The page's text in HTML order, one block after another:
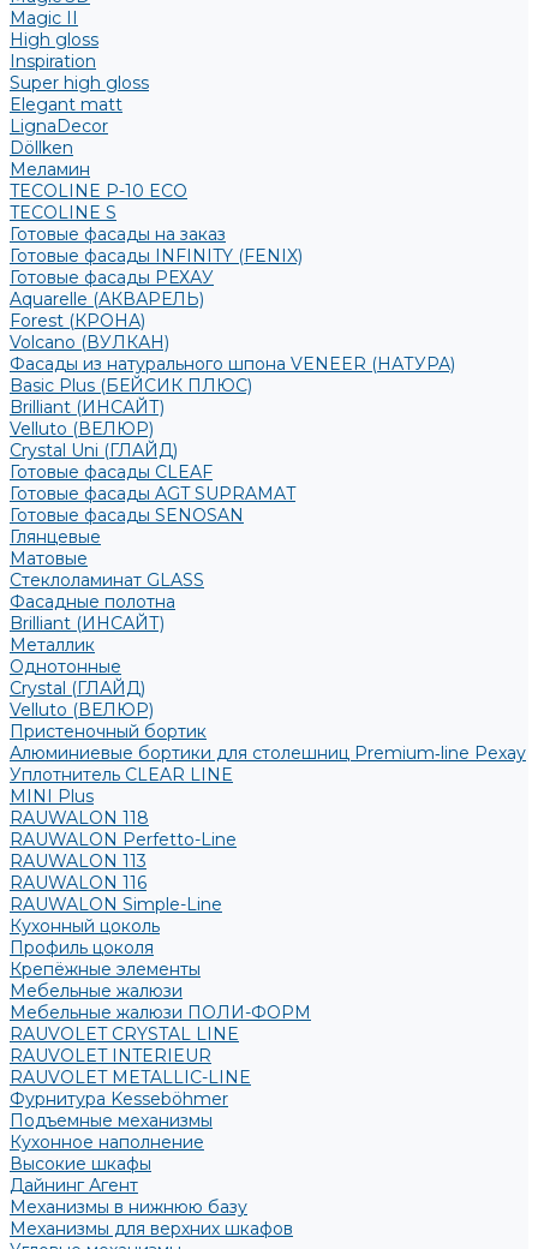
Magic II
High gloss
Inspiration
Super high gloss
Elegant matt
LignaDecor
Döllken
Меламин
TECOLINE P-10 ECO
TECOLINE S
Готовые фасады на заказ
Готовые фасады INFINITY (FENIX)
Готовые фасады РЕХАУ
Aquarelle (АКВАРЕЛЬ)
Forest (КРОНА)
Volcano (ВУЛКАН)
Фасады из натурального шпона VENEER (НАТУРА)
Basic Plus (БЕЙСИК ПЛЮС)
Brilliant (ИНСАЙТ)
Velluto (ВЕЛЮР)
Crystal Uni (ГЛАЙД)
Готовые фасады CLEAF
Готовые фасады AGT SUPRAMAT
Готовые фасады SENOSAN
Глянцевые
Матовые
Стеклоламинат GLASS
Фасадные полотна
Brilliant (ИНСАЙТ)
Металлик
Однотонные
Crystal (ГЛАЙД)
Velluto (ВЕЛЮР)
Пристеночный бортик
Алюминиевые бортики для столешниц Premium‑line Рехау
Уплотнитель CLEAR LINE
MINI Plus
RAUWALON 118
RAUWALON Perfetto-Line
RAUWALON 113
RAUWALON 116
RAUWALON Simple-Line
Кухонный цоколь
Профиль цоколя
Крепёжные элементы
Мебельные жалюзи
Мебельные жалюзи ПОЛИ-ФОРМ
RAUVOLET CRYSTAL LINE
RAUVOLET INTERIEUR
RAUVOLET METALLIC-LINE
Фурнитура Kesseböhmer
Подъемные механизмы
Кухонное наполнение
Высокие шкафы
Дайнинг Агент
Механизмы в нижнюю базу
Механизмы для верхних шкафов